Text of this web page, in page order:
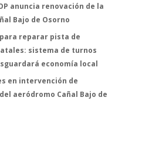
anuncia renovación de la
Bajo de Osorno
reparar pista de
sistema de turnos
economía local
en intervención de
aeródromo Cañal Bajo de